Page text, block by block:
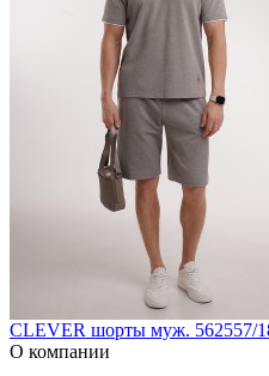
CLEVER шорты муж. 562557/
О компании